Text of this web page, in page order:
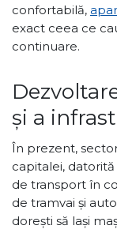
confortabilă,
exact ceea ce
continuare.
și a
În prezent,
capitalei,
de transport în
de tramvai și
dorești să lași